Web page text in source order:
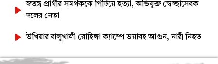
স্বতন্ত্র প্রার্থীর সমর্থককে পিটিয়ে হত্যা, অভিযুক্ত স্বেচ্ছাসেবক
দলের নেতা
উখিয়ার বালুখালী রোহিঙ্গা ক্যাম্পে ভয়াবহ আগুন, নারী নিহত